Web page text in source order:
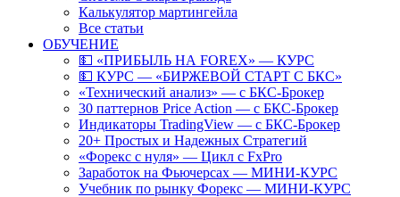
Калькулятор мартингейла
Все статьи
ОБУЧЕНИЕ
💵 «ПРИБЫЛЬ НА FOREX» — КУРС
💵 КУРС — «БИРЖЕВОЙ СТАРТ С БКС»
«Технический анализ» — с БКС-Брокер
30 паттернов Price Action — с БКС-Брокер
Индикаторы TradingView — с БКС-Брокер
20+ Простых и Надежных Стратегий
«Форекс с нуля» — Цикл с FxPro
Заработок на Фьючерсах — МИНИ-КУРС
Учебник по рынку Форекс — МИНИ-КУРС